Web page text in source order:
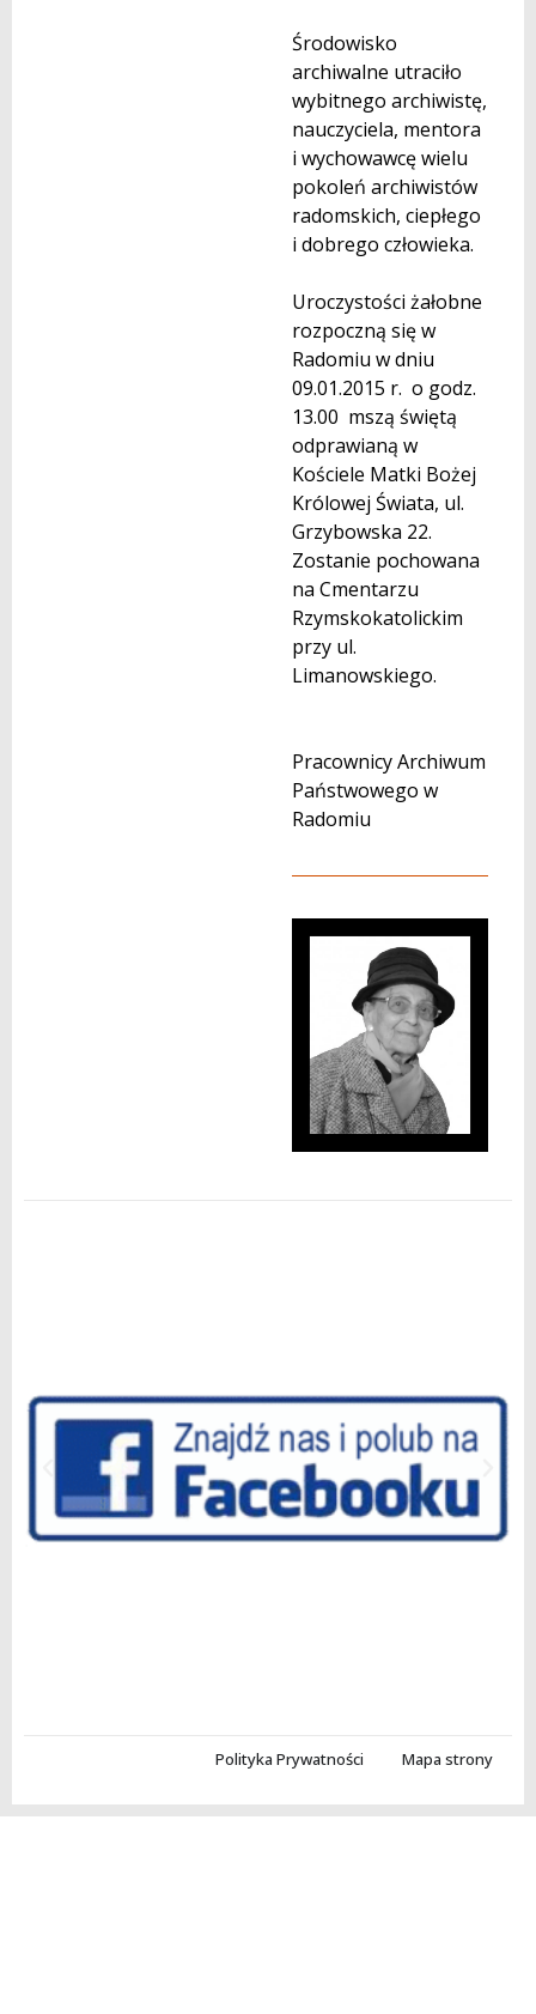
Środowisko
archiwalne utraciło
wybitnego archiwistę,
nauczyciela, mentora
i wychowawcę wielu
pokoleń archiwistów
radomskich, ciepłego
i dobrego człowieka.
Uroczystości żałobne
rozpoczną się w
Radomiu w dniu
09.01.2015 r. o godz.
13.00 mszą świętą
odprawianą w
Kościele Matki Bożej
Królowej Świata, ul.
Grzybowska 22.
Zostanie pochowana
na Cmentarzu
Rzymskokatolickim
przy ul.
Limanowskiego.
Pracownicy Archiwum
Państwowego w
Radomiu
Polityka Prywatności Mapa strony